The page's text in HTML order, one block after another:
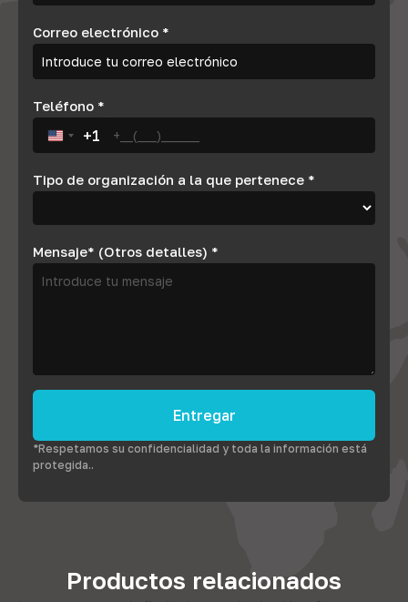
Correo electrónico *
Teléfono *
United States +1
+1
Tipo de organización a la que pertenece *
Mensaje* (Otros detalles) *
Entregar
*Respetamos su confidencialidad y toda la información está
protegida..
Productos relacionados